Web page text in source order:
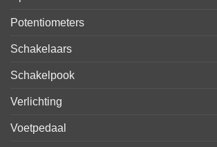
Potentiometers
Schakelaars
Schakelpook
Verlichting
Voetpedaal